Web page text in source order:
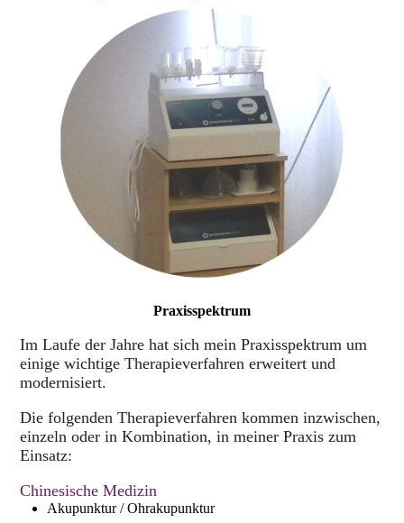
Praxisspektrum
Im Laufe der Jahre hat sich mein Praxisspektrum um
einige wichtige Therapieverfahren erweitert und
modernisiert.
Die folgenden Therapieverfahren kommen inzwischen,
einzeln oder in Kombination, in meiner Praxis zum
Einsatz:
Chinesische Medizin
Akupunktur / Ohrakupunktur